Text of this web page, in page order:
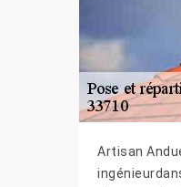
Artisan